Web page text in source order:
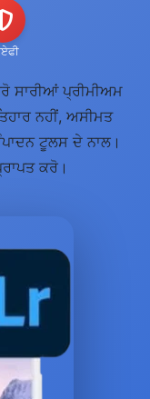
ਸਾਰੀਆਂ ਪ੍ਰੀਮੀਅਮ
ਨਹੀਂ, ਅਸੀਮਤ
ਟੂਲਸ ਦੇ ਨਾਲ।
ਕਰੋ।